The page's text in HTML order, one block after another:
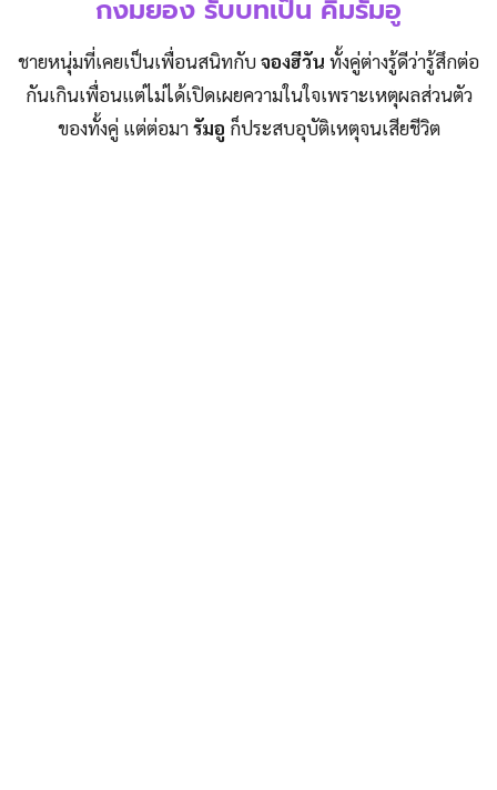
กงมยอง รับบทเป็น คิมรัมอู
ชายหนุ่มที่เคยเป็นเพื่อนสนิทกับจองฮีวัน ทั้งคู่ต่างรู้ดีว่ารู้สึกต่อ
กันเกินเพื่อนแต่ไม่ได้เปิดเผยความในใจเพราะเหตุผลส่วนตัว
ของทั้งคู่ แต่ต่อมารัมอู ก็ประสบอุบัติเหตุจนเสียชีวิต